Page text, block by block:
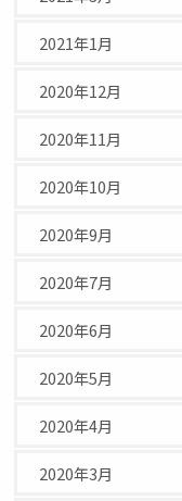
2021年1月
2020年12月
2020年11月
2020年10月
2020年9月
2020年7月
2020年6月
2020年5月
2020年4月
2020年3月